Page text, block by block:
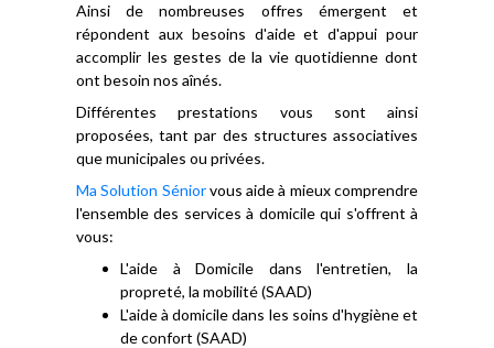
Ainsi de nombreuses offres émergent et
répondent aux besoins d'aide et d'appui pour
accomplir les gestes de la vie quotidienne dont
ont besoin nos aînés.
Différentes prestations vous sont ainsi
proposées, tant par des structures associatives
que municipales ou privées.
Ma Solution Séniorvous aide à mieux comprendre
l'ensemble des services à domicile qui s'offrent à
vous:
L'aide à Domicile dans l'entretien, la
propreté, la mobilité (SAAD)
L'aide à domicile dans les soins d'hygiène et
de confort (SAAD)